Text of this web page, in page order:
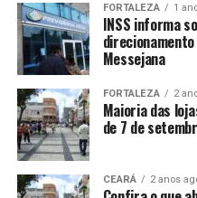
FORTALEZA 1
INSS informa
Messejana
FORTALEZA 2
Maioria das
de 7 de
CEARÁ 2 anos